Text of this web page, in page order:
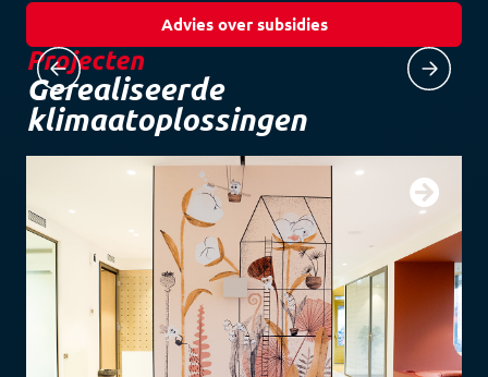
Advies over subsidies
Gerealiseerde
klimaatoplossingen
Projecten